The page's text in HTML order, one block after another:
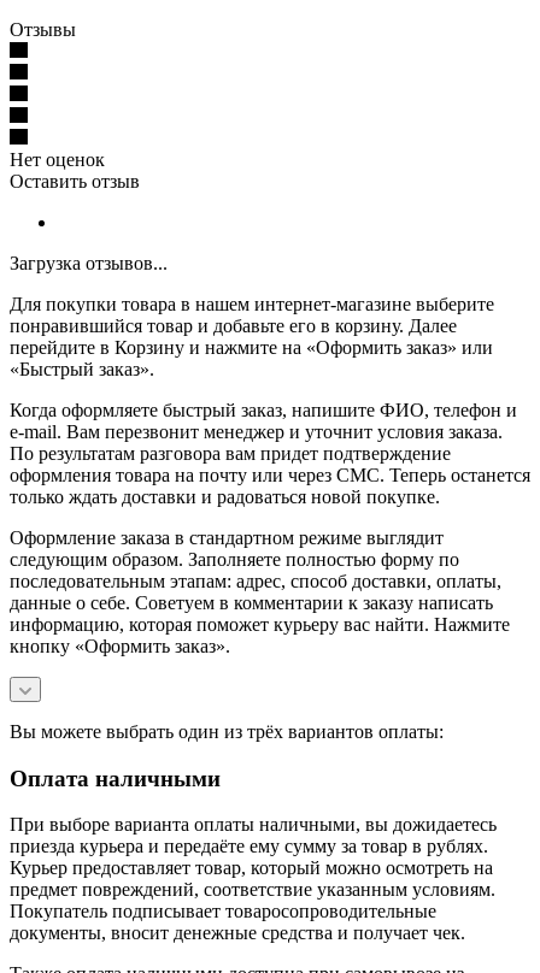
Отзывы
Нет оценок
Оставить отзыв
Загрузка отзывов...
Для покупки товара в нашем интернет-магазине выберите
понравившийся товар и добавьте его в корзину. Далее
перейдите в Корзину и нажмите на «Оформить заказ» или
«Быстрый заказ».
Когда оформляете быстрый заказ, напишите ФИО, телефон и
e-mail. Вам перезвонит менеджер и уточнит условия заказа.
По результатам разговора вам придет подтверждение
оформления товара на почту или через СМС. Теперь останется
только ждать доставки и радоваться новой покупке.
Оформление заказа в стандартном режиме выглядит
следующим образом. Заполняете полностью форму по
последовательным этапам: адрес, способ доставки, оплаты,
данные о себе. Советуем в комментарии к заказу написать
информацию, которая поможет курьеру вас найти. Нажмите
кнопку «Оформить заказ».
Вы можете выбрать один из трёх вариантов оплаты:
Оплата наличными
При выборе варианта оплаты наличными, вы дожидаетесь
приезда курьера и передаёте ему сумму за товар в рублях.
Курьер предоставляет товар, который можно осмотреть на
предмет повреждений, соответствие указанным условиям.
Покупатель подписывает товаросопроводительные
документы, вносит денежные средства и получает чек.